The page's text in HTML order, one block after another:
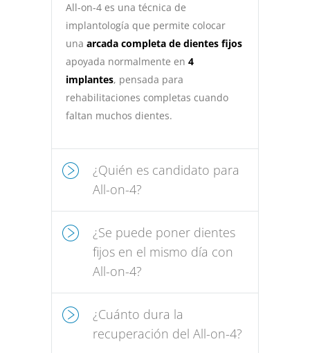
All-on-4 es una técnica de
implantología que permite colocar
una arcada completa de dientes fijos
apoyada normalmente en 4
implantes, pensada para
rehabilitaciones completas cuando
faltan muchos dientes.
¿Quién es candidato para
All-on-4?
¿Se puede poner dientes
fijos en el mismo día con
All-on-4?
¿Cuánto dura la
recuperación del All-on-4?